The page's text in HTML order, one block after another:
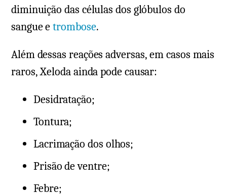
diminuição das células dos glóbulos do
sangue etrombose.
Além dessas reações adversas, em casos mais
raros, Xeloda ainda pode causar:
Desidratação;
Tontura;
Lacrimação dos olhos;
Prisão de ventre;
Febre;